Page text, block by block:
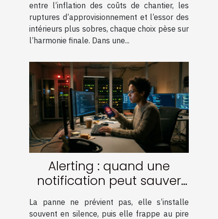
entre l’inflation des coûts de chantier, les
ruptures d’approvisionnement et l’essor des
intérieurs plus sobres, chaque choix pèse sur
l’harmonie finale. Dans une...
Alerting : quand une
notification peut sauver
votre infrastructure
La panne ne prévient pas, elle s’installe
souvent en silence, puis elle frappe au pire